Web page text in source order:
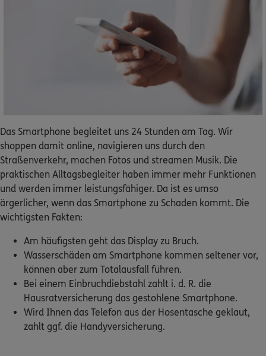
Nicht sicher, was Sie benötigen?
Dann lassen Sie sich helfen.
Meine Versicherungen
Sehen Sie auf einen Blick Ihre Versicherungen bei ERGO,
dem ERGO Rechtsschutz und der DKV.
Zum Kundenportal
Schaden- oder Leistungsfall melden
Bequem online oder telefonisch.
Kontakt
Das Smartphone begleitet uns 24 Stunden am Tag. Wir
shoppen damit online, navigieren uns durch den
Straßenverkehr, machen Fotos und streamen Musik. Die
praktischen Alltagsbegleiter haben immer mehr Funktionen
und werden immer leistungsfähiger. Da ist es umso
ärgerlicher, wenn das Smartphone zu Schaden kommt. Die
wichtigsten Fakten:
Am häufigsten geht das Display zu Bruch.
Wasserschäden am Smartphone kommen seltener vor,
können aber zum Totalausfall führen.
Bei einem Einbruchdiebstahl zahlt i. d. R. die
Hausratversicherung das gestohlene Smartphone.
Wird Ihnen das Telefon aus der Hosentasche geklaut,
zahlt ggf. die Handyversicherung.